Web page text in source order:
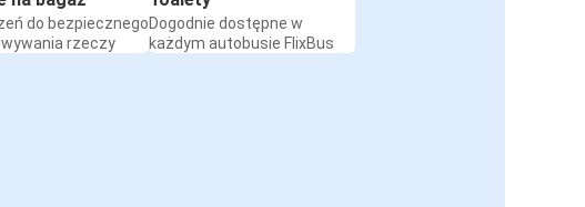
do bezpiecznego
rzeczy
Dogodnie dostępne w
każdym autobusie FlixBus